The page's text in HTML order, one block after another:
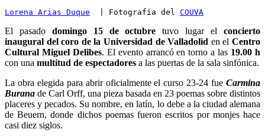
Lorena Arias Duque
  | Fotografía del
COUVA
El pasado domingo 15 de octubre tuvo lugar elconcierto
inaugural del coro de la Universidad de Valladolid en elCentro
Cultural Miguel Delibes. El evento arrancó en torno a las 19.00 h
con una multitud de espectadores a las puertas de la sala sinfónica.
La obra elegida para abrir oficialmente el curso 23-24 fue Carmina
Burana de Carl Orff, una pieza basada en 23 poemas sobre distintos
placeres y pecados. Su nombre, en latín, lo debe a la ciudad alemana
de Beuern, donde dichos poemas fueron escritos por monjes hace
casi diez siglos.